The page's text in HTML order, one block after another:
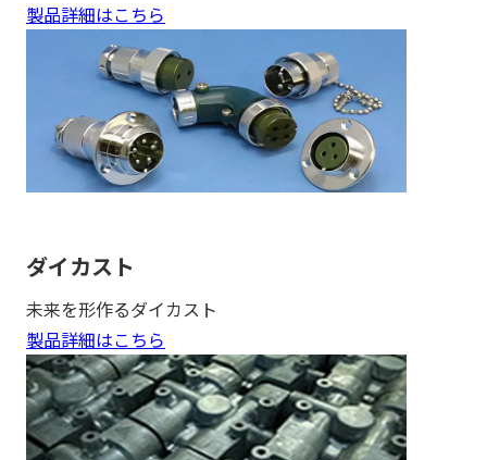
製品詳細はこちら
ダイカスト
未来を形作るダイカスト
製品詳細はこちら